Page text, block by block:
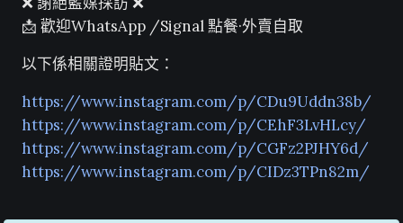
📩 歡迎WhatsApp /Signal 點餐·外賣自取
以下係相關證明貼文：
https://www.instagram.com/p/CDu9Uddn38b/
https://www.instagram.com/p/CEhF3LvHLcy/
https://www.instagram.com/p/CGFz2PJHY6d/
https://www.instagram.com/p/CIDz3TPn82m/